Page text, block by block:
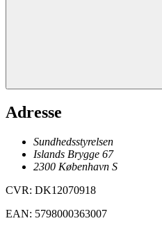
Adresse
Sundhedsstyrelsen
Islands Brygge 67
2300 København S
CVR: DK12070918
EAN: 5798000363007